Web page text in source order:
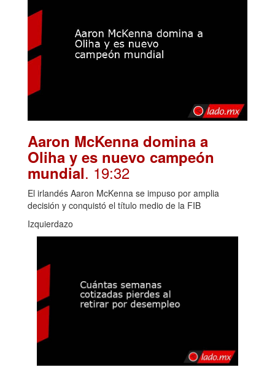
Aaron McKenna domina a
Oliha y es nuevo campeón
mundial. 19:32
El irlandés Aaron McKenna se impuso por amplia
decisión y conquistó el título medio de la FIB
Izquierdazo